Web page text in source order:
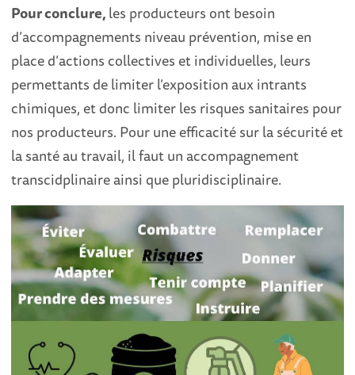
Pour conclure,les producteurs ont besoin
d’accompagnements niveau prévention, mise en
place d’actions collectives et individuelles, leurs
permettants de limiter l’exposition aux intrants
chimiques, et donc limiter les risques sanitaires pour
nos producteurs. Pour une efficacité sur la sécurité et
la santé au travail, il faut un accompagnement
transcidplinaire ainsi que pluridisciplinaire.